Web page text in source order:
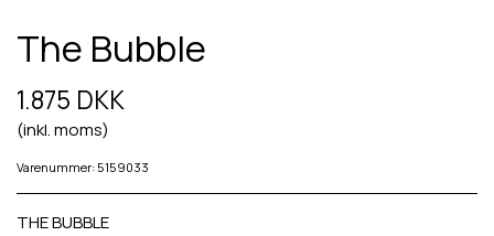
The Bubble
1.875 DKK
(inkl. moms)
Varenummer: 5159033
THE BUBBLE